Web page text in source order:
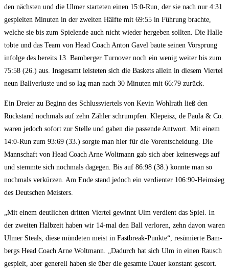
den nächs­ten und die Ulmer star­te­ten einen 15:0‑Run, der sie nach nur 4:31
gespiel­ten Minu­ten in der zwei­ten Hälf­te mit 69:55 in Füh­rung brach­te,
wel­che sie bis zum Spie­len­de auch nicht wie­der her­ge­ben soll­ten. Die Hal­le
tob­te und das Team von Head Coach Anton Gavel bau­te sei­nen Vor­sprung
infol­ge des bereits 13. Bam­ber­ger Tur­no­ver noch ein wenig wei­ter bis zum
75:58 (26.) aus. Ins­ge­samt leis­te­ten sich die Bas­kets allein in die­sem Vier­tel
neun Ball­ver­lus­te und so lag man nach 30 Minu­ten mit 66:79 zurück.
Ein Drei­er zu Beginn des Schluss­vier­tels von Kevin Wohl­rath ließ den
Rück­stand noch­mals auf zehn Zäh­ler schrump­fen. Klepei­sz, de Pau­la & Co.
waren jedoch sofort zur Stel­le und gaben die pas­sen­de Ant­wort. Mit einem
14:0‑Run zum 93:69 (33.) sorg­te man hier für die Vor­ent­schei­dung. Die
Mann­schaft von Head Coach Arne Wolt­mann gab sich aber kei­nes­wegs auf
und stemm­te sich noch­mals dage­gen. Bis auf 86:98 (38.) konn­te man so
noch­mals ver­kür­zen. Am Ende stand jedoch ein ver­dien­ter 106:90-Heimsieg
des Deut­schen Meisters.
„Mit einem deut­li­chen drit­ten Vier­tel gewinnt Ulm ver­dient das Spiel. In
der zwei­ten Halb­zeit haben wir 14-mal den Ball ver­lo­ren, zehn davon waren
Ulmer Ste­als, die­se mün­de­ten meist in Fast­break-Punk­te“, resü­mier­te Bam­
bergs Head Coach Arne Wolt­mann. „Dadurch hat sich Ulm in einen Rausch
gespielt, aber gene­rell haben sie über die gesam­te Dau­er kon­stant gescort.